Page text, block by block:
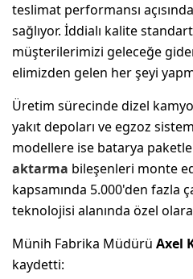
teslimat performansı
sağlıyor. İddialı kalite
müşterilerimizi geleceğe
elimizden gelen her şeyi
Üretim sürecinde dizel
yakıt depoları ve egzoz
modellere ise batarya
aktarma bileşenleri monte
kapsamında 5.000'den fazla
teknolojisi alanında özel
Münih Fabrika Müdürü Axel
kaydetti: